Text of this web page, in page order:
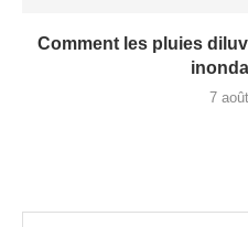
Comment les pluies
7